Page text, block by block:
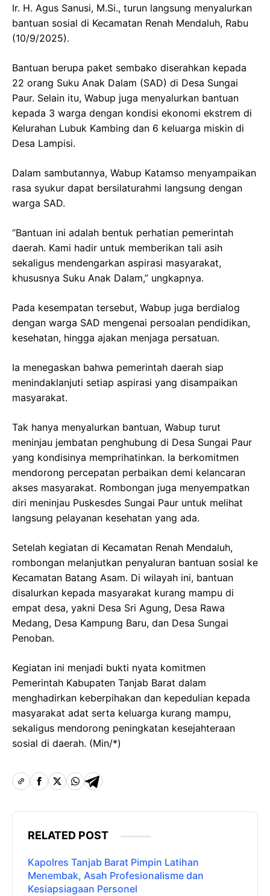
Ir. H. Agus Sanusi, M.Si., turun langsung menyalurkan
bantuan sosial di Kecamatan Renah Mendaluh, Rabu
(10/9/2025).
Bantuan berupa paket sembako diserahkan kepada
22 orang Suku Anak Dalam (SAD) di Desa Sungai
Paur. Selain itu, Wabup juga menyalurkan bantuan
kepada 3 warga dengan kondisi ekonomi ekstrem di
Kelurahan Lubuk Kambing dan 6 keluarga miskin di
Desa Lampisi.
Dalam sambutannya, Wabup Katamso menyampaikan
rasa syukur dapat bersilaturahmi langsung dengan
warga SAD.
“Bantuan ini adalah bentuk perhatian pemerintah
daerah. Kami hadir untuk memberikan tali asih
sekaligus mendengarkan aspirasi masyarakat,
khususnya Suku Anak Dalam,” ungkapnya.
Pada kesempatan tersebut, Wabup juga berdialog
dengan warga SAD mengenai persoalan pendidikan,
kesehatan, hingga ajakan menjaga persatuan.
Ia menegaskan bahwa pemerintah daerah siap
menindaklanjuti setiap aspirasi yang disampaikan
masyarakat.
Tak hanya menyalurkan bantuan, Wabup turut
meninjau jembatan penghubung di Desa Sungai Paur
yang kondisinya memprihatinkan. Ia berkomitmen
mendorong percepatan perbaikan demi kelancaran
akses masyarakat. Rombongan juga menyempatkan
diri meninjau Puskesdes Sungai Paur untuk melihat
langsung pelayanan kesehatan yang ada.
Setelah kegiatan di Kecamatan Renah Mendaluh,
rombongan melanjutkan penyaluran bantuan sosial ke
Kecamatan Batang Asam. Di wilayah ini, bantuan
disalurkan kepada masyarakat kurang mampu di
empat desa, yakni Desa Sri Agung, Desa Rawa
Medang, Desa Kampung Baru, dan Desa Sungai
Penoban.
Kegiatan ini menjadi bukti nyata komitmen
Pemerintah Kabupaten Tanjab Barat dalam
menghadirkan keberpihakan dan kepedulian kepada
masyarakat adat serta keluarga kurang mampu,
sekaligus mendorong peningkatan kesejahteraan
sosial di daerah. (Min/*)
RELATED POST
Kapolres Tanjab Barat Pimpin Latihan
Menembak, Asah Profesionalisme dan
Kesiapsiagaan Personel